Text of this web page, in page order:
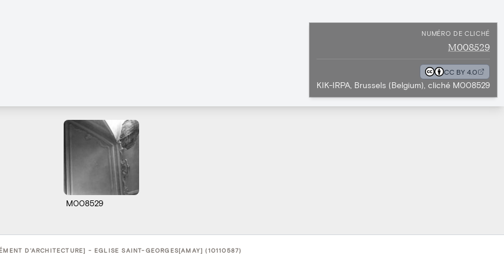
NUMÉRO DE CLICHÉ
M008529
CC BY 4.0
KIK-IRPA, Brussels (Belgium), cliché M008529
M008529
D'ARCHITECTURE] - EGLISE SAINT-GEORGES[AMAY] (10110587)